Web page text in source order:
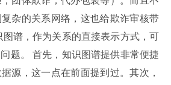
杂的关系网络，这也给欺诈审核带
谱，作为关系的直接表示方式，可
题。 首先，知识图谱提供非常便捷
源，这一点在前面提到过。其次，